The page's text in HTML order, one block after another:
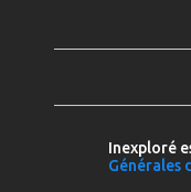
Inexploré
Générales